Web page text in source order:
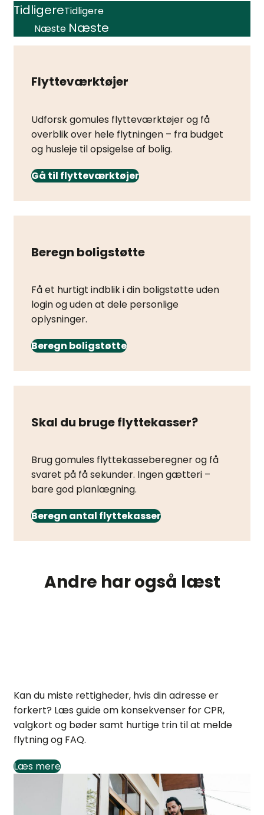
TidligereTidligere
Næste Næste
Flytteværktøjer
Udforsk gomules flytteværktøjer og få
overblik over hele flytningen – fra budget
og husleje til opsigelse af bolig.
Gå til flytteværktøjer
Beregn boligstøtte
Få et hurtigt indblik i din boligstøtte uden
login og uden at dele personlige
oplysninger.
Beregn boligstøtte
Skal du bruge flyttekasser?
Brug gomules flyttekasseberegner og få
svaret på få sekunder. Ingen gætteri –
bare god planlægning.
Beregn antal flyttekasser
Andre har også læst
Kan du miste rettigheder, hvis din adresse er
forkert? Læs guide om konsekvenser for CPR,
valgkort og bøder samt hurtige trin til at melde
flytning og FAQ.
Læs mere